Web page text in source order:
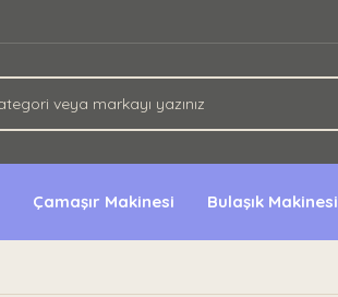
Çamaşır Makinesi Bulaşık Makinesi